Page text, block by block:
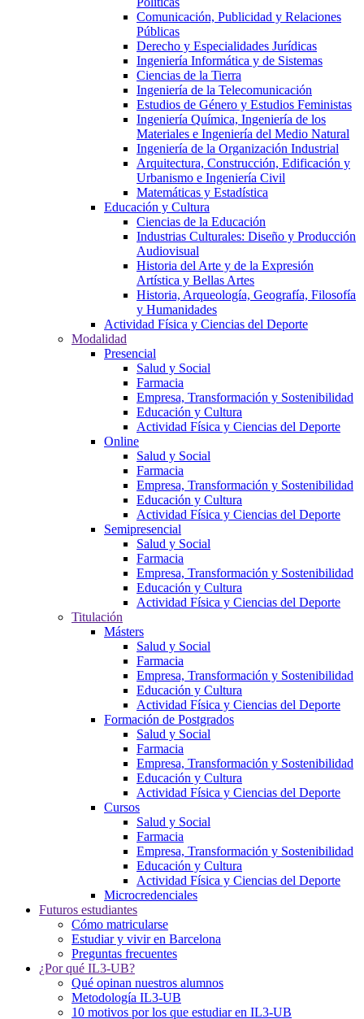
Comunicación, Publicidad y Relaciones
Públicas
Derecho y Especialidades Jurídicas
Ingeniería Informática y de Sistemas
Ciencias de la Tierra
Ingeniería de la Telecomunicación
Estudios de Género y Estudios Feministas
Ingeniería Química, Ingeniería de los
Materiales e Ingeniería del Medio Natural
Ingeniería de la Organización Industrial
Arquitectura, Construcción, Edificación y
Urbanismo e Ingeniería Civil
Matemáticas y Estadística
Educación y Cultura
Ciencias de la Educación
Industrias Culturales: Diseño y Producción
Audiovisual
Historia del Arte y de la Expresión
Artística y Bellas Artes
Historia, Arqueología, Geografía, Filosofía
y Humanidades
Actividad Física y Ciencias del Deporte
Modalidad
Presencial
Salud y Social
Farmacia
Empresa, Transformación y Sostenibilidad
Educación y Cultura
Actividad Física y Ciencias del Deporte
Online
Salud y Social
Farmacia
Empresa, Transformación y Sostenibilidad
Educación y Cultura
Actividad Física y Ciencias del Deporte
Semipresencial
Salud y Social
Farmacia
Empresa, Transformación y Sostenibilidad
Educación y Cultura
Actividad Física y Ciencias del Deporte
Titulación
Másters
Salud y Social
Farmacia
Empresa, Transformación y Sostenibilidad
Educación y Cultura
Actividad Física y Ciencias del Deporte
Formación de Postgrados
Salud y Social
Farmacia
Empresa, Transformación y Sostenibilidad
Educación y Cultura
Actividad Física y Ciencias del Deporte
Cursos
Salud y Social
Farmacia
Empresa, Transformación y Sostenibilidad
Educación y Cultura
Actividad Física y Ciencias del Deporte
Microcredenciales
Futuros estudiantes
Cómo matricularse
Estudiar y vivir en Barcelona
Preguntas frecuentes
¿Por qué IL3-UB?
Qué opinan nuestros alumnos
Metodología IL3-UB
10 motivos por los que estudiar en IL3-UB